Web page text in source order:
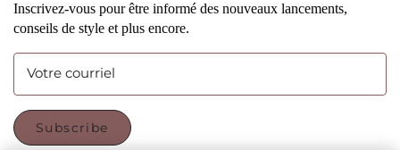
Inscrivez-vous pour être informé des nouveaux lancements,
conseils de style et plus encore.
Votre courriel
Subscribe